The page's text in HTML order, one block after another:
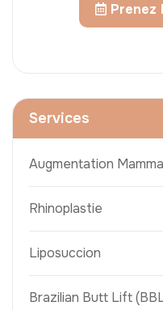
Prenez
Services
Augmentation
Rhinoplastie
Liposuccion
Brazilian Butt Lift